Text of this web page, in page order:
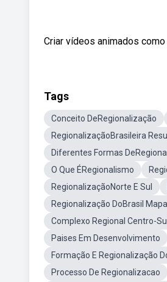
Criar vídeos animados
Tags
Conceito DeRegionalização
RegionalizaçãoBrasileira
Diferentes Formas
O Que ÉRegionalismo
RegionalizaçãoNorte E Sul
Regionalização DoBrasil
Complexo Regional Centro-Sul
Paises Em Desenvolvimento
Formação E Regionalização
Processo De Regionalizacao